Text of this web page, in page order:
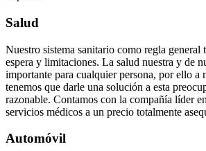
Salud
Nuestro sistema sanitario como regla general
espera y limitaciones. La salud nuestra y de
importante para cualquier persona, por ello a
tenemos que darle una solución a esta
razonable. Contamos con la compañía líder
servicios médicos a un precio totalmente
Automóvil